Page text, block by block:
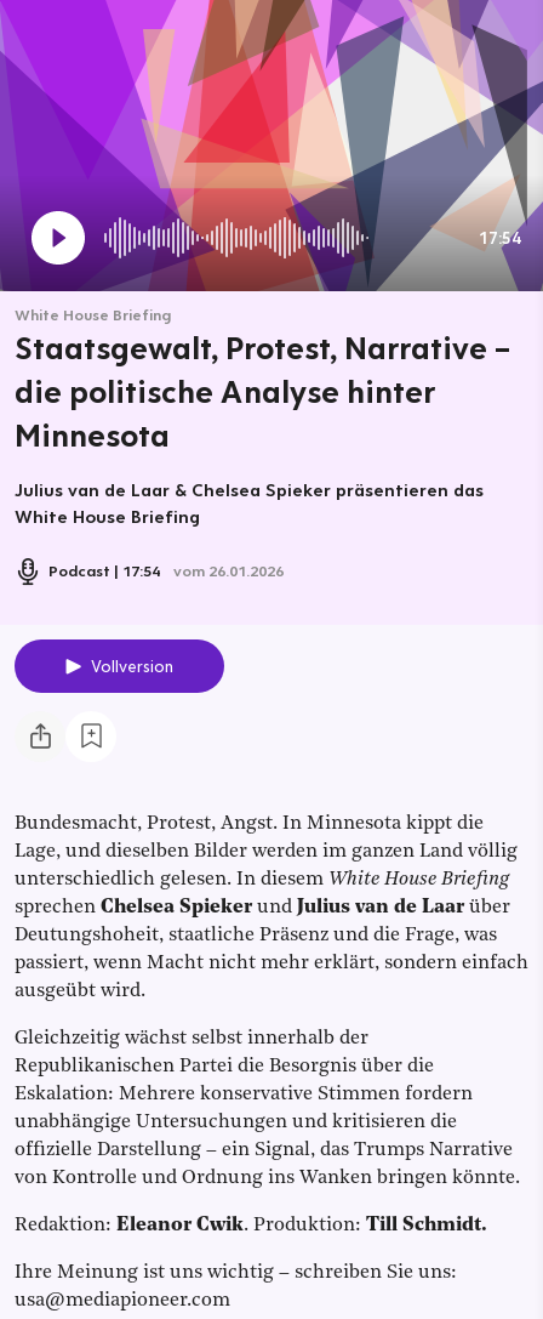
17:54
White House Briefing
Staatsgewalt, Protest, Narrative –
die politische Analyse hinter
Minnesota
Julius van de Laar & Chelsea Spieker präsentieren das
White House Briefing
Podcast 17:54 vom 26.01.2026
Vollversion
Bundesmacht, Protest, Angst. In Minnesota kippt die
Lage, und dieselben Bilder werden im ganzen Land völlig
unterschiedlich gelesen. In diesem White House Briefing
sprechen Chelsea Spiekerund Julius van de Laarüber
Deutungshoheit, staatliche Präsenz und die Frage, was
passiert, wenn Macht nicht mehr erklärt, sondern einfach
ausgeübt wird.
Gleichzeitig wächst selbst innerhalb der
Republikanischen Partei die Besorgnis über die
Eskalation: Mehrere konservative Stimmen fordern
unabhängige Untersuchungen und kritisieren die
offizielle Darstellung – ein Signal, das Trumps Narrative
von Kontrolle und Ordnung ins Wanken bringen könnte.
Redaktion: Eleanor Cwik. Produktion: Till Schmidt.
Ihre Meinung ist uns wichtig – schreiben Sie uns:
usa@mediapioneer.com